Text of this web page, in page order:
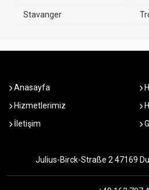
Stavanger
Anasayfa
Hizmetlerimiz
İletişim
Julius-Birck-Straße 2 47169